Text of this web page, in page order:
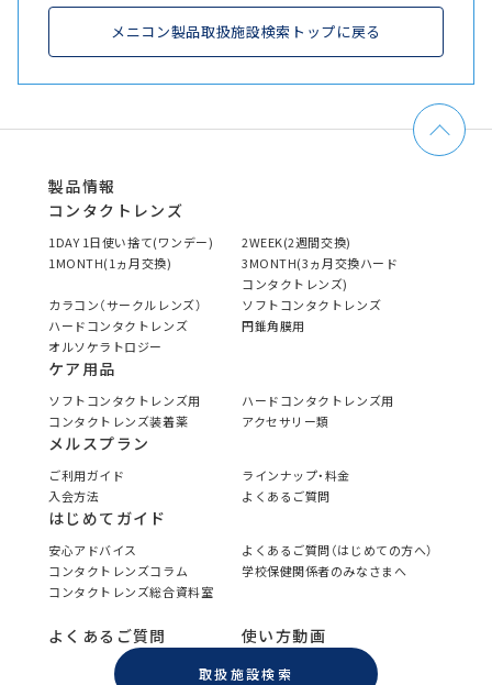
メニコン製品取扱施設検索トップに戻る
製品情報
コンタクトレンズ
1DAY 1日使い捨て(ワンデー)
2WEEK(2週間交換)
1MONTH(1ヵ月交換)
3MONTH(3ヵ月交換ハード
コンタクトレンズ)
カラコン（サークルレンズ）
ソフトコンタクトレンズ
ハードコンタクトレンズ
円錐角膜用
オルソケラトロジー
ケア用品
ソフトコンタクトレンズ用
ハードコンタクトレンズ用
コンタクトレンズ装着薬
アクセサリー類
メルスプラン
ご利用ガイド
ラインナップ・料金
入会方法
よくあるご質問
はじめてガイド
安心アドバイス
よくあるご質問（はじめての方へ）
コンタクトレンズコラム
学校保健関係者のみなさまへ
コンタクトレンズ総合資料室
よくあるご質問 使い方動画
取扱施設検索